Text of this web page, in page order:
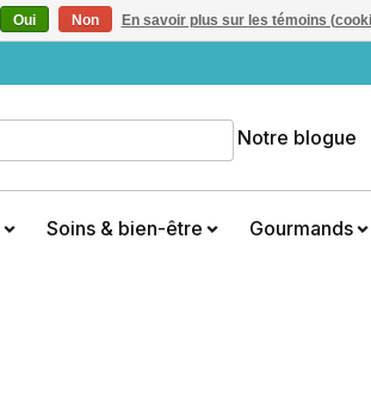
Notre blogue
Soins & bien-être Gourmands
Oui Non En savoir plus sur les témoins